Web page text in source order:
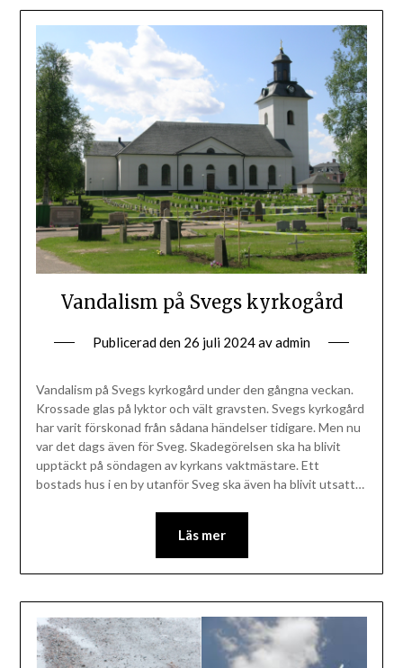
Vandalism på Svegs kyrkogård
Publicerad den 26 juli 2024avadmin
Vandalism på Svegs kyrkogård under den gångna veckan.
Krossade glas på lyktor och vält gravsten. Svegs kyrkogård
har varit förskonad från sådana händelser tidigare. Men nu
var det dags även för Sveg. Skadegörelsen ska ha blivit
upptäckt på söndagen av kyrkans vaktmästare. Ett
bostads hus i en by utanför Sveg ska även ha blivit utsatt…
Läs mer